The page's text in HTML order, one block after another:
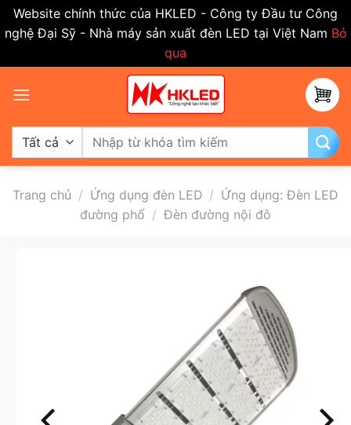
Website chính thức của HKLED - Công ty Đầu tư Công
nghệ Đại Sỹ - Nhà máy sản xuất đèn LED tại Việt Nam Bỏ
qua
qua
dung
Tìm
kiếm:
Trang chủ / Ứng dụng đèn LED / Ứng dụng: Đèn LED
đường phố / Đèn đường nội đô